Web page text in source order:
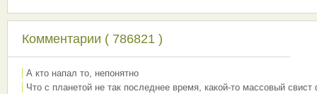
Комментарии ( 786821 )
А кто напал то, непонятно
Что с планетой не так последнее время, какой-то массовый свист